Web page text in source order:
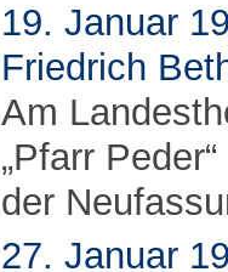
19. Januar
Friedrich
Am
„Pfarr
der
27. Januar